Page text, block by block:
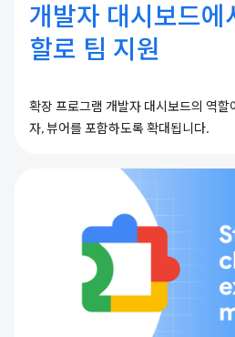
개발자 대시보드에
할로 팀 지원
확장 프로그램 개발자 대시보드의 역할
자, 뷰어를 포함하도록 확대됩니다.